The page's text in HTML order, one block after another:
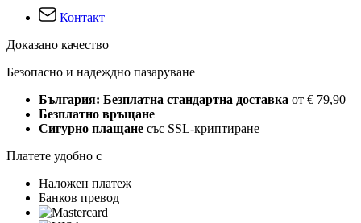
Контакт
Доказано качество
Безопасно и надеждно пазаруване
България: Безплатна стандартна доставка от € 79,90
Безплатно връщане
Сигурно плащане със SSL-криптиране
Платете удобно с
Наложен платеж
Банков превод